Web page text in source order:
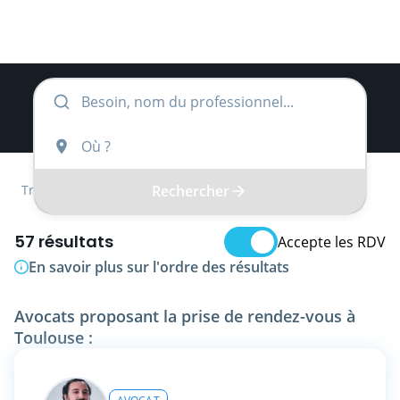
Rechercher
Trouver Haute-Garonne
57 résultats
Accepte les RDV
En savoir plus sur l'ordre des résultats
Avocats proposant la prise de rendez-vous à
Toulouse :